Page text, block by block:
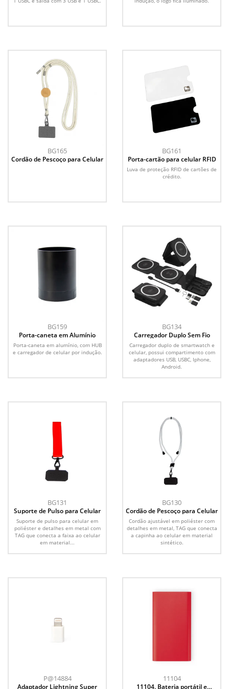
BG165
Cordão de Pescoço para Celular
BG161
Porta-cartão para celular RFID
Luva de proteção RFID de cartões de
crédito.
BG159
Porta-caneta em Alumínio
Porta-caneta em alumínio, com HUB
e carregador de celular por indução.
BG134
Carregador Duplo Sem Fio
Carregador duplo de smartwatch e
celular, possui compartimento com
adaptadores USB, USBC, Iphone,
Android.
BG131
Suporte de Pulso para Celular
Suporte de pulso para celular em
poliéster e detalhes em metal com
TAG que conecta a faixa ao celular
em material...
BG130
Cordão de Pescoço para Celular
Cordão ajustável em poliéster com
detalhes em metal, TAG que conecta
a capinha ao celular em material
sintético.
P@14884
Adaptador Lightning Super
11104
11104. Bateria portátil e